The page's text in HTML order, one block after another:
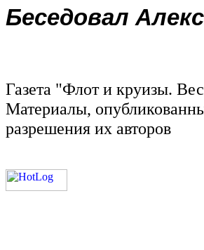
Беседовал
Газета "Флот и круизы.
Материалы,
разрешения их авторов